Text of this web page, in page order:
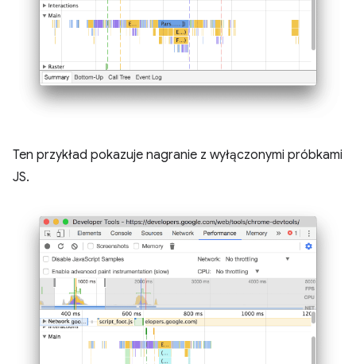
Ten przykład pokazuje nagranie z wyłączonymi próbkami
JS.